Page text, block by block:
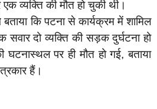
व्यक्ति की मौत हो चुकी थी।
कि पटना से कार्यक्रम में शामिल
सवार दो व्यक्ति की सड़क दुर्घटना हो
पर ही मौत हो गई, बताया
हैं।